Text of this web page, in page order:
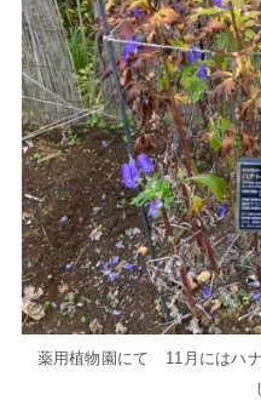
薬用植物園にて 11月にはハ